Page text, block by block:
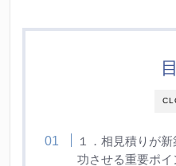
１．相見積りが
功させる重要ポイ